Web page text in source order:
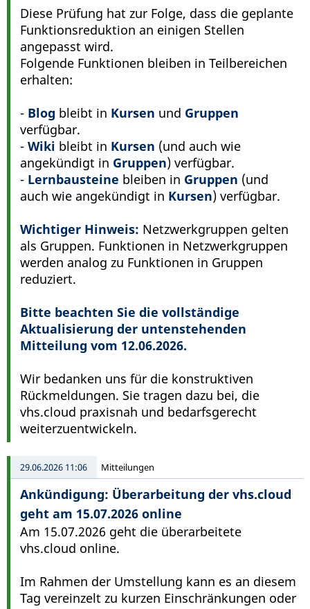
Diese Prüfung hat zur Folge, dass die geplante
Funktionsreduktion an einigen Stellen
angepasst wird.
Folgende Funktionen bleiben in Teilbereichen
erhalten:
- Blog bleibt in Kursen und Gruppen
verfügbar.
- Wiki bleibt in Kursen (und auch wie
angekündigt in Gruppen) verfügbar.
- Lernbausteine bleiben in Gruppen (und
auch wie angekündigt in Kursen) verfügbar.
Wichtiger Hinweis: Netzwerkgruppen gelten
als Gruppen. Funktionen in Netzwerkgruppen
werden analog zu Funktionen in Gruppen
reduziert.
Bitte beachten Sie die vollständige
Aktualisierung der untenstehenden
Mitteilung vom 12.06.2026.
Wir bedanken uns für die konstruktiven
Rückmeldungen. Sie tragen dazu bei, die
vhs.cloud praxisnah und bedarfsgerecht
weiterzuentwickeln.
29.06.2026 11:06 Mitteilungen
Ankündigung: Überarbeitung der vhs.cloud
geht am 15.07.2026 online
Am 15.07.2026 geht die überarbeitete
vhs.cloud online.
Im Rahmen der Umstellung kann es an diesem
Tag vereinzelt zu kurzen Einschränkungen oder